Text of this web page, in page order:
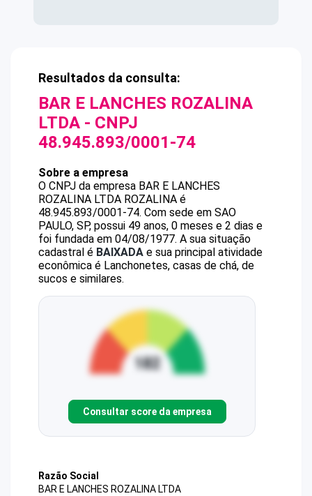
Resultados da consulta:
BAR E LANCHES ROZALINA
LTDA - CNPJ
48.945.893/0001-74
Sobre a empresa
O CNPJ da empresa BAR E LANCHES
ROZALINA LTDA ROZALINA é
48.945.893/0001-74. Com sede em SAO
PAULO, SP, possui 49 anos, 0 meses e 2 dias e
foi fundada em 04/08/1977. A sua situação
cadastral é BAIXADA e sua principal atividade
econômica é Lanchonetes, casas de chá, de
sucos e similares.
Consultar score da empresa
Razão Social
BAR E LANCHES ROZALINA LTDA